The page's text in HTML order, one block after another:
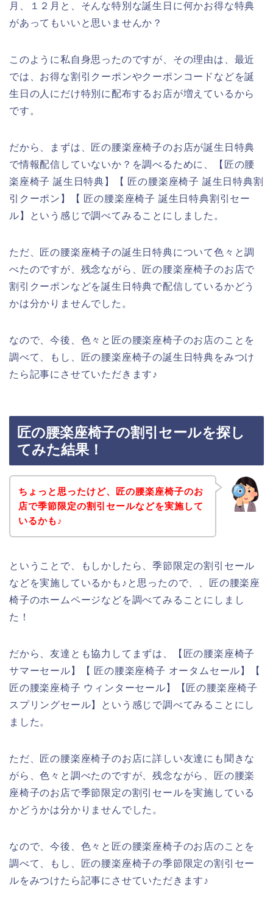
月、１２月と、そんな特別な誕生日に何かお得な特典
があってもいいと思いませんか？
このように私自身思ったのですが、その理由は、最近
では、お得な割引クーポンやクーポンコードなどを誕
生日の人にだけ特別に配布するお店が増えているから
です。
だから、まずは、匠の腰楽座椅子のお店が誕生日特典
で情報配信していないか？を調べるために、【匠の腰
楽座椅子 誕生日特典】【 匠の腰楽座椅子 誕生日特典割
引クーポン】【 匠の腰楽座椅子 誕生日特典割引セー
ル】という感じで調べてみることにしました。
ただ、匠の腰楽座椅子の誕生日特典について色々と調
べたのですが、残念ながら、匠の腰楽座椅子のお店で
割引クーポンなどを誕生日特典で配信しているかどう
かは分かりませんでした。
なので、今後、色々と匠の腰楽座椅子のお店のことを
調べて、もし、匠の腰楽座椅子の誕生日特典をみつけ
たら記事にさせていただきます♪
匠の腰楽座椅子の割引セールを探し
てみた結果！
ちょっと思ったけど、匠の腰楽座椅子のお
店で季節限定の割引セールなどを実施して
いるかも♪
ということで、もしかしたら、季節限定の割引セール
などを実施しているかも♪と思ったので、、匠の腰楽座
椅子のホームページなどを調べてみることにしまし
た！
だから、友達とも協力してまずは、【匠の腰楽座椅子
サマーセール】【 匠の腰楽座椅子 オータムセール】【
匠の腰楽座椅子 ウィンターセール】【匠の腰楽座椅子
スプリングセール】という感じで調べてみることにし
ました。
ただ、匠の腰楽座椅子のお店に詳しい友達にも聞きな
がら、色々と調べたのですが、残念ながら、匠の腰楽
座椅子のお店で季節限定の割引セールを実施している
かどうかは分かりませんでした。
なので、今後、色々と匠の腰楽座椅子のお店のことを
調べて、もし、匠の腰楽座椅子の季節限定の割引セー
ルをみつけたら記事にさせていただきます♪